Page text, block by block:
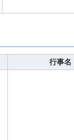
行事名